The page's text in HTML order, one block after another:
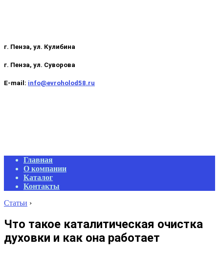
г. Пенза, ул. Кулибина
г. Пенза, ул. Суворова
E-mail: info@evroholod58.ru
Primary
Navigation
Menu
Главная
О компании
Каталог
Контакты
Статьи ›
Что такое каталитическая очистка
духовки и как она работает